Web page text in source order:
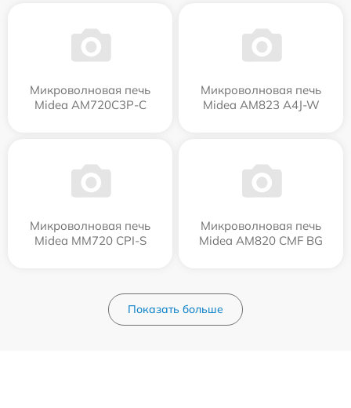
Микроволновая печь
Midea AM720C3P-C
Микроволновая печь
Midea AM823 A4J-W
Микроволновая печь
Midea MM720 CPI-S
Микроволновая печь
Midea AM820 CMF BG
Показать больше